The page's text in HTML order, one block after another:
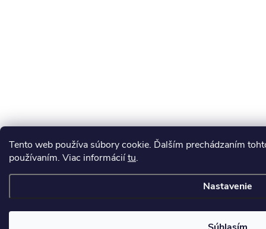
Tento web používa súbory cookie. Ďalším prechádzaním
používaním. Viac informáciítu.
Nastavenie